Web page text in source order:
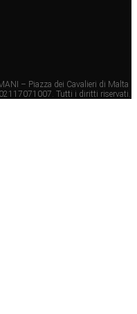
– Piazza dei Cavalieri di Malta
Tutti i diritti riservati.